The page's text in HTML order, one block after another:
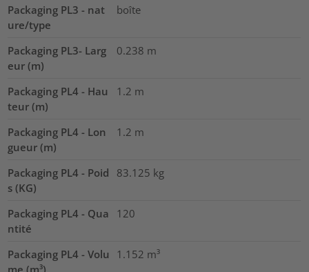
Packaging PL3 - nat
ure/type
boîte
Packaging PL3- Larg
eur (m)
0.238 m
Packaging PL4 - Hau
teur (m)
1.2 m
Packaging PL4 - Lon
gueur (m)
1.2 m
Packaging PL4 - Poid
s (KG)
83.125 kg
Packaging PL4 - Qua
ntité
120
Packaging PL4 - Volu
me (m³)
1.152 m³